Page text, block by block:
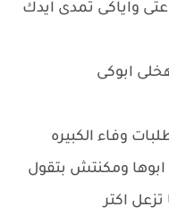
واياكى تمدى ايدك
ابوكى
وفاء الكبيره
ابوها ومكنتش بتقول
اكتر